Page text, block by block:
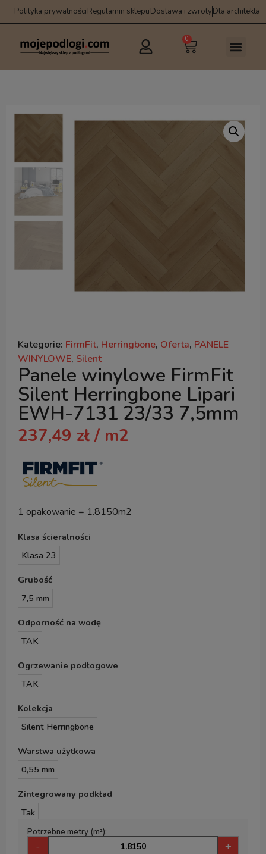
Polityka prywatnościRegulamin sklepuDostawa i zwrotyDla architekta
0
Kategorie: FirmFit, Herringbone, Oferta, PANELE
WINYLOWE, Silent
Panele winylowe FirmFit
Silent Herringbone Lipari
EWH-7131 23/33 7,5mm
237,49 zł / m2
1 opakowanie = 1.8150m2
Klasa ścieralności
Klasa 23
Grubość
7,5 mm
Odporność na wodę
TAK
Ogrzewanie podłogowe
TAK
Kolekcja
Silent Herringbone
Warstwa użytkowa
0,55 mm
Zintegrowany podkład
Tak
Potrzebne metry (m²):
- +